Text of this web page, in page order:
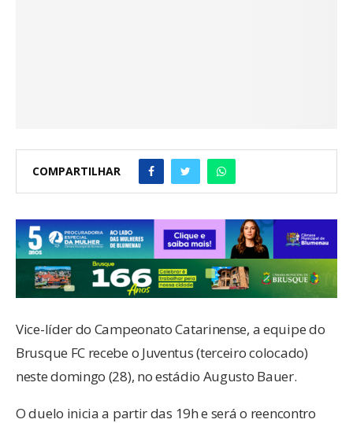
COMPARTILHAR
Vice-líder do Campeonato Catarinense, a equipe do
Brusque FC recebe o Juventus (terceiro colocado)
neste domingo (28), no estádio Augusto Bauer.
O duelo inicia a partir das 19h e será o reencontro